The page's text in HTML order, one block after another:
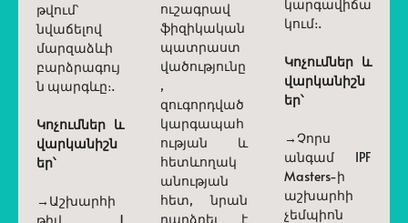
թվում՝
նվաճելով
մարզաձևի
բարձրագույ
ն պարգևը։.
Կոչումներ և
վարկանիշն
եր՝
→Աշխարհի
ուշագրավ
ֆիզիկական
պատրաստ
վածությունը
,
զուգորդված
կարգապահ
ության և
հետևողակ
անության
հետ, նրան
դարձրել է
կարգավիճա
կում։.
Կոչումներ և
վարկանիշն
եր՝
→Չորս
անգամ IPF
Masters-ի
աշխարհի
չեմպիոն